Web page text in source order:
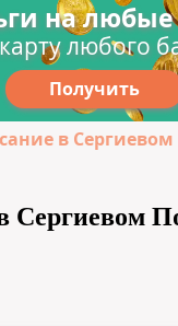
на
любого
Получить
в
Сергиевом